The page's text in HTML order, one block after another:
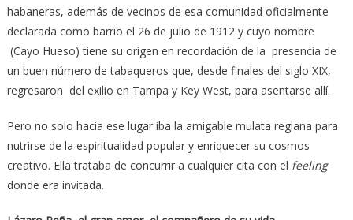
habaneras, además de vecinos de esa comunidad oficialmente
declarada como barrio el 26 de julio de 1912 y cuyo nombre
(Cayo Hueso) tiene su origen en recordación de la presencia de
un buen número de tabaqueros que, desde finales del siglo XIX,
regresaron del exilio en Tampa y Key West, para asentarse allí.
Pero no solo hacia ese lugar iba la amigable mulata reglana para
nutrirse de la espiritualidad popular y enriquecer su cosmos
creativo. Ella trataba de concurrir a cualquier cita con el feeling
donde era invitada.